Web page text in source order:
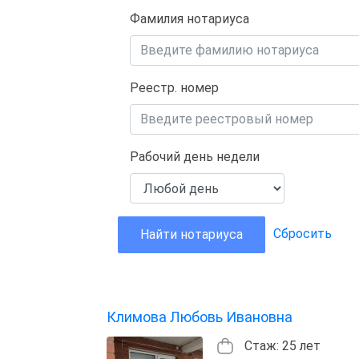
Фамилия нотариуса
Реестр. номер
Рабочий день недели
Найти нотариуса Сбросить
Климова Любовь Ивановна
Стаж: 25 лет